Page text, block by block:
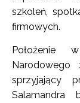
szkoleń,
firmowych.
Położenie
sprzyjający
Salamandra